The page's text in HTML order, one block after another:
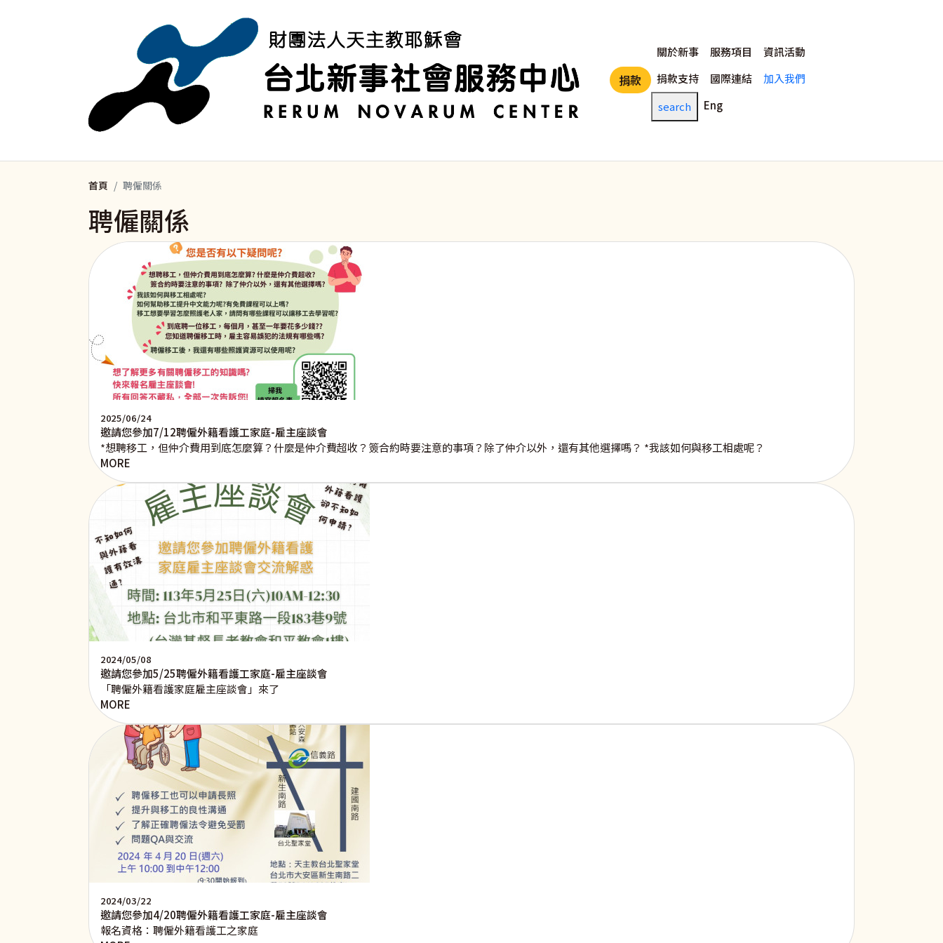
捐款
主選單
關於新事 服務項目
資訊活動
捐款支持
國際連結
加入我們
search
Eng
首頁 聘僱關係
聘僱關係
2025/06/24
邀請您參加7/12聘僱外籍看護工家庭-雇主座談會
*想聘移工，但仲介費用到底怎麼算？什麼是仲介費超收？簽合約時要注意的事項？除了仲介以外，還有其他選擇嗎？ *我該如何與移工相處呢？
MORE
2024/05/08
邀請您參加5/25聘僱外籍看護工家庭-雇主座談會
「聘僱外籍看護家庭雇主座談會」來了
MORE
2024/03/22
邀請您參加4/20聘僱外籍看護工家庭-雇主座談會
報名資格：聘僱外籍看護工之家庭